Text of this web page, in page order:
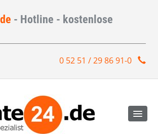
- Hotline - kostenlose
0 52 51 / 29 86 91-0